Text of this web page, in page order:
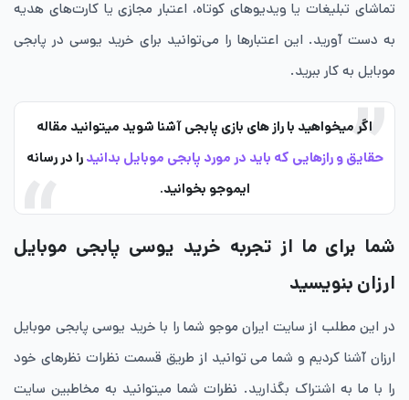
تماشای تبلیغات یا ویدیوهای کوتاه، اعتبار مجازی یا کارت‌های هدیه
به دست آورید. این اعتبارها را می‌توانید برای خرید یوسی در پابجی
موبایل به کار ببرید.
اگر میخواهید با راز های بازی پابجی آشنا شوید میتوانید مقاله
حقایق و رازهایی که باید در مورد پابجی موبایل بدانیدرا در رسانه
ایموجو بخوانید.
شما برای ما از تجربه خرید یوسی پابجی موبایل
ارزان بنویسید
در این مطلب از سایت ایران موجو شما را با خرید یوسی پابجی موبایل
ارزان آشنا کردیم و شما می توانید از طریق قسمت نظرات نظرهای خود
را با ما به اشتراک بگذارید. نظرات شما میتوانید به مخاطبین سایت